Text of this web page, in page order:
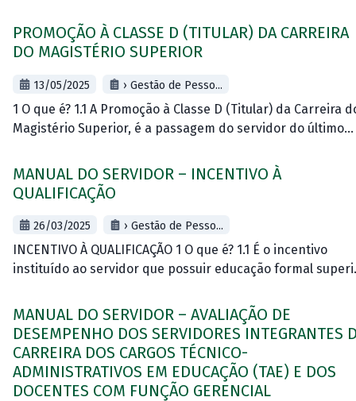
aos docentes que acessaram o último nível (4)
PROMOÇÃO À CLASSE D (TITULAR) DA CARREIRA
DO MAGISTÉRIO SUPERIOR
13/05/2025 › Gestão de Pesso...
1 O que é? 1.1 A Promoção à Classe D (Titular) da Carreira
Magistério Superior, é a passagem do servidor do último
MANUAL DO SERVIDOR – INCENTIVO À
QUALIFICAÇÃO
26/03/2025 › Gestão de Pesso...
INCENTIVO À QUALIFICAÇÃO 1 O que é? 1.1 É o incentivo
instituído ao servidor que possuir educação formal
MANUAL DO SERVIDOR – AVALIAÇÃO DE
DESEMPENHO DOS SERVIDORES INTEGRANTES
CARREIRA DOS CARGOS TÉCNICO-
ADMINISTRATIVOS EM EDUCAÇÃO (TAE) E DOS
DOCENTES COM FUNÇÃO GERENCIAL